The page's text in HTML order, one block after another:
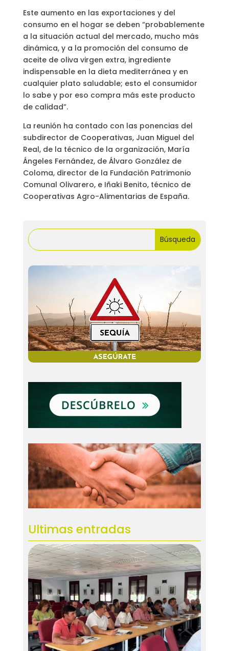
Este aumento en las exportaciones y del
consumo en el hogar se deben “probablemente
a la situación actual del mercado, mucho más
dinámica, y a la promoción del consumo de
aceite de oliva virgen extra, ingrediente
indispensable en la dieta mediterránea y en
cualquier plato saludable; esto el consumidor
lo sabe y por eso compra más este producto
de calidad”.
La reunión ha contado con las ponencias del
subdirector de Cooperativas, Juan Miguel del
Real, de la técnico de la organización, María
Ángeles Fernández, de Álvaro González de
Coloma, director de la Fundación Patrimonio
Comunal Olivarero, e Iñaki Benito, técnico de
Cooperativas Agro-Alimentarias de España.
Ultimas entradas